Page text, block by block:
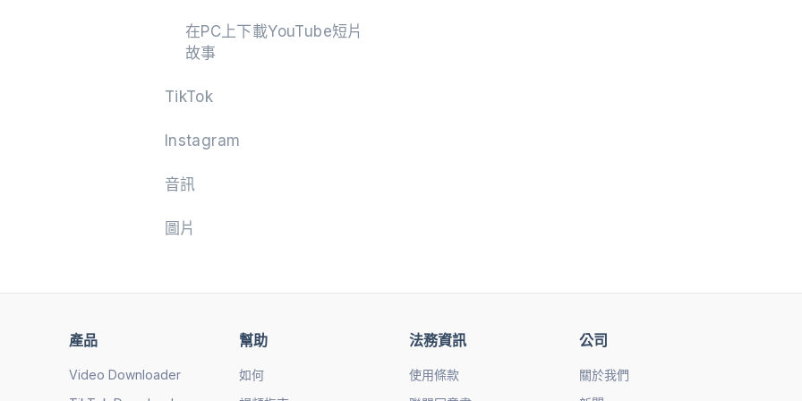
在PC上下載YouTube短片
故事
TikTok
Instagram
音訊
圖片
產品
Video Downloader
幫助
如何
法務資訊
使用條款
公司
關於我們